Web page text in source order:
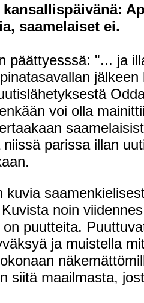
kansallispäivänä:
saamelaiset ei.
päättyesssä: "... ja
jälkeen
voi olla
parissa illan
kuvia
noin
puutteita.
ja muistella
siitä maailmasta,